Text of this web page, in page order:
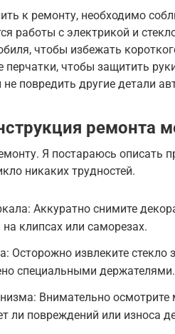
к ремонту, необходимо
работы с электрикой и
чтобы избежать
перчатки, чтобы защитить
повредить другие детали
ремонта
Я постараюсь описать
никаких трудностей.
Аккуратно снимите
на клипсах или саморезах.
Осторожно извлеките
специальными держателями.
Внимательно осмотрите
ли повреждений или износа